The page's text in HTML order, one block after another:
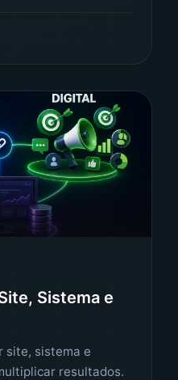
Sistema e
site, sistema e
resultados.